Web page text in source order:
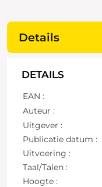
Details
DETAILS
EAN :
Auteur :
Uitgever :
Publicatie datum :
Uitvoering :
Taal/Talen :
Hoogte :